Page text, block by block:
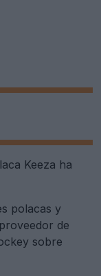
Keeza ha
polacas y
de
sobre